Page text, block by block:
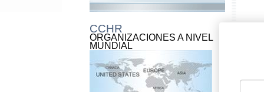
CCHR
ORGANIZACIONES A NIVEL
MUNDIAL